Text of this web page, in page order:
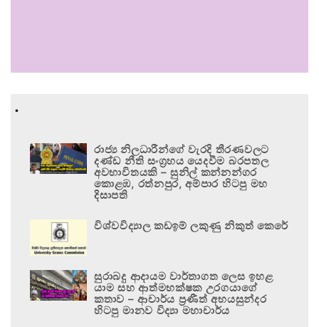
.
රාජ්‍ය නිලධාරීන්ගේ වැරදි තීරණවලට
දණ්ඩ නීති සංග්‍රහය යෙදවීම බරපතල
අවභාවිතයකි – සුනිල් කන්නන්ගර
කොළඹ, රත්නපුර, අම්පාර හිටපු මහ
දිසාපති
විශ්වවිද්‍යාල කඩඉම් ලකුණු නිකුත් කෙරේ
සුරාබදු ආදායම වාර්තාගත ලෙස ඉහළ
යාම සහ ආත්මභක්ෂක උරගයාගේ
කතාව – ආචාර්ය ප්‍රණීත් අභයසුන්දර
හිටපු මානව විද්‍යා මහාචාර්ය